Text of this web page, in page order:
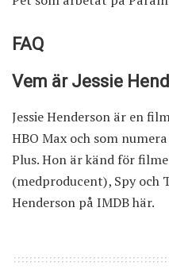
FAQ
Vem är Jessie
Jessie Henderson är en
HBO Max och som
Plus. Hon är känd för
(medproducent), Spy och
Henderson på IMDBhär.